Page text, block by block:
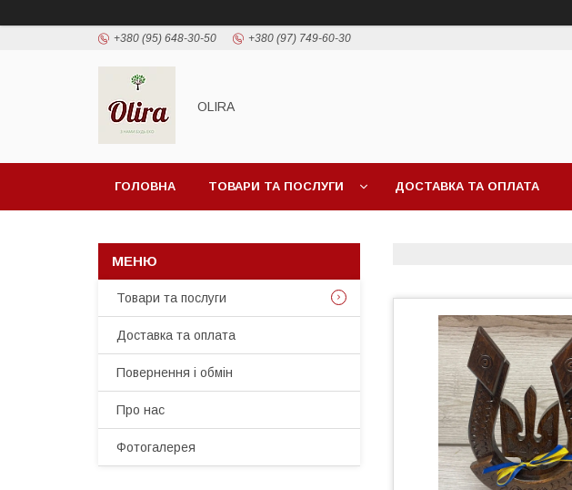
+380 (95) 648-30-50 +380 (97) 749-60-30
OLIRA
ГОЛОВНА ТОВАРИ ТА ПОСЛУГИ ДОСТАВКА ТА ОПЛАТА
Товари та послуги
Доставка та оплата
Повернення і обмін
Про нас
Фотогалерея